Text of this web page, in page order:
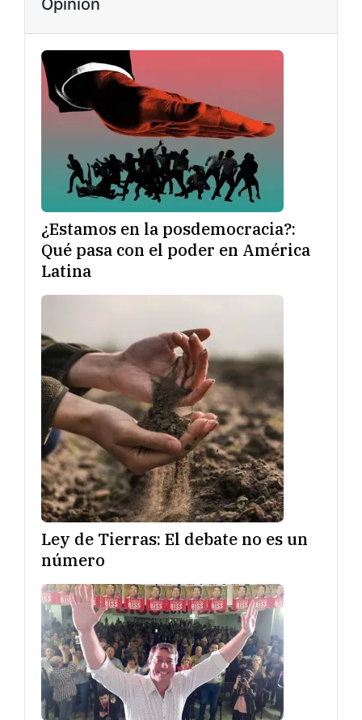
Opinión
¿Estamos en la posdemocracia?:
Qué pasa con el poder en América
Latina
Ley de Tierras: El debate no es un
número